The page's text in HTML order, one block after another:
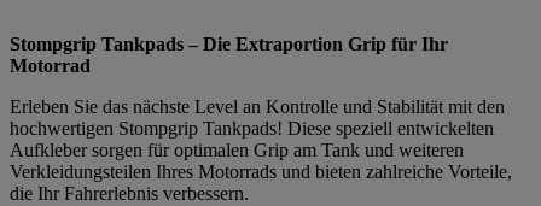
Stompgrip Tankpads – Die Extraportion Grip für Ihr
Motorrad
Erleben Sie das nächste Level an Kontrolle und Stabilität mit den
hochwertigen Stompgrip Tankpads! Diese speziell entwickelten
Aufkleber sorgen für optimalen Grip am Tank und weiteren
Verkleidungsteilen Ihres Motorrads und bieten zahlreiche Vorteile,
die Ihr Fahrerlebnis verbessern.